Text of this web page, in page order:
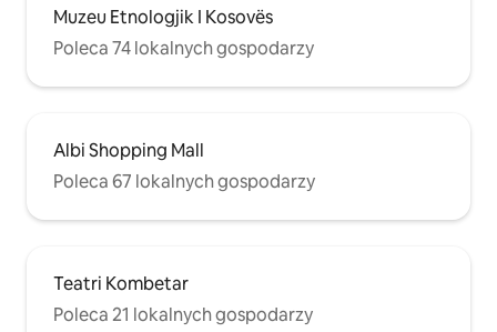
Muzeu Etnologjik I Kosovës
Poleca 74 lokalnych gospodarzy
Albi Shopping Mall
Poleca 67 lokalnych gospodarzy
Teatri Kombetar
Poleca 21 lokalnych gospodarzy